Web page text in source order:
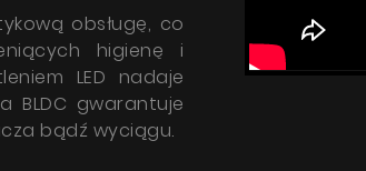
Kontakt
moich danych osobowych zgodnie
obsługę, co
higienę i
LED nadaje
BLDC gwarantuje
bądź wyciągu.